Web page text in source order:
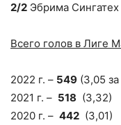
2/2 Эбрима
Всего голов в Лиге
2022 г. – 549 (3,05
2021 г. – 518 (3,32)
2020 г. – 442 (3,01)